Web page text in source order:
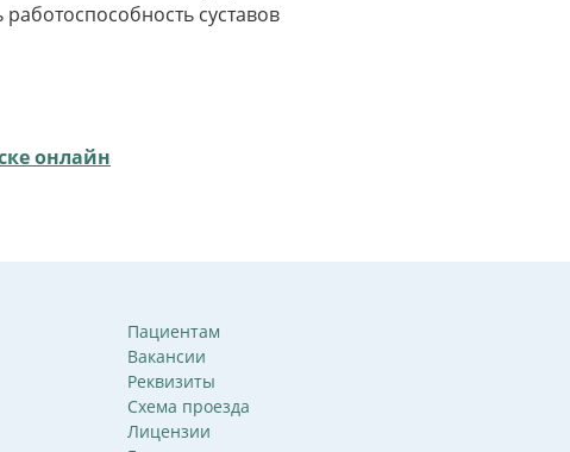
суставов
онлайн
Пациентам
Вакансии
Реквизиты
Схема проезда
Лицензии